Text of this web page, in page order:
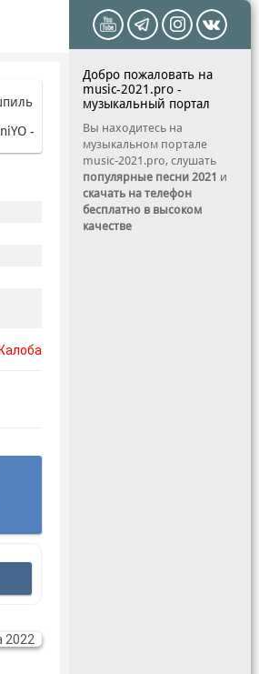
Добро пожаловать на
music-2021.pro -
музыкальный портал
Вы находитесь на
музыкальном портале
music-2021.pro, слушать
популярные песни 2021 и
скачать на телефон
бесплатно в высоком
качестве